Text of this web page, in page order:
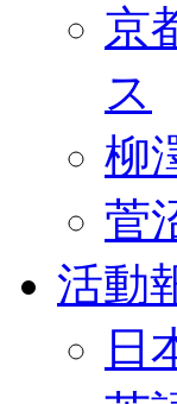
京
ス
柳
菅
活動
日